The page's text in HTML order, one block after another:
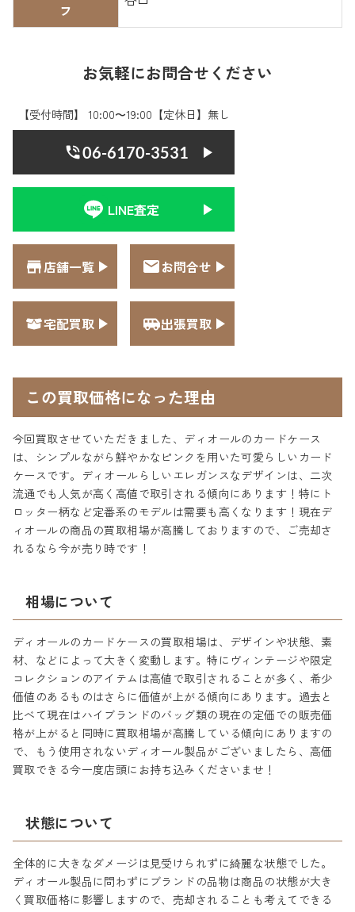
フ
お気軽にお問合せください
【受付時間】 10:00〜19:00【定休日】無し
06-6170-3531
LINE査定
店舗一覧 お問合せ
宅配買取 出張買取
この買取価格になった理由
今回買取させていただきました、ディオールのカードケース
は、シンプルながら鮮やかなピンクを用いた可愛らしいカード
ケースです。ディオールらしいエレガンスなデザインは、二次
流通でも人気が高く高値で取引される傾向にあります！特にト
ロッター柄など定番系のモデルは需要も高くなります！現在デ
ィオールの商品の買取相場が高騰しておりますので、ご売却さ
れるなら今が売り時です！
相場について
ディオールのカードケースの買取相場は、デザインや状態、素
材、などによって大きく変動します。特にヴィンテージや限定
コレクションのアイテムは高値で取引されることが多く、希少
価値のあるものはさらに価値が上がる傾向にあります。過去と
比べて現在はハイブランドのバッグ類の現在の定価での販売価
格が上がると同時に買取相場が高騰している傾向にありますの
で、もう使用されないディオール製品がございましたら、高価
買取できる今一度店頭にお持ち込みくださいませ！
状態について
全体的に大きなダメージは見受けられずに綺麗な状態でした。
ディオール製品に問わずにブランドの品物は商品の状態が大き
く買取価格に影響しますので、売却されることも考えてできる